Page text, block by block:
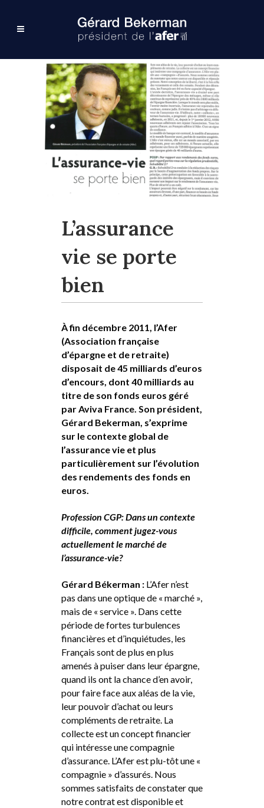
L’assurance
vie se porte
bien
À fin décembre 2011, l’Afer
(Association française
d’épargne et de retraite)
disposait de 45 milliards d’euros
d’encours, dont 40 milliards au
titre de son fonds euros géré
par Aviva France. Son président,
Gérard Bekerman, s’exprime
sur le contexte global de
l’assurance vie et plus
particulièrement sur l’évolution
des rendements des fonds en
euros.
Profession CGP: Dans un contexte
difficile, comment jugez-vous
actuellement le marché de
l’assurance-vie?
Gérard Békerman : L’Afer n’est
pas dans une optique de « marché »,
mais de « service ». Dans cette
période de fortes turbulences
financières et d’inquiétudes, les
Français sont de plus en plus
amenés à puiser dans leur épargne,
quand ils ont la chance d’en avoir,
pour faire face aux aléas de la vie,
leur pouvoir d’achat ou leurs
compléments de retraite. La
collecte est un concept financier
qui intéresse une compagnie
d’assurance. L’Afer est plu-tôt une «
compagnie » d’assurés. Nous
sommes satisfaits de constater que
notre contrat est disponible et